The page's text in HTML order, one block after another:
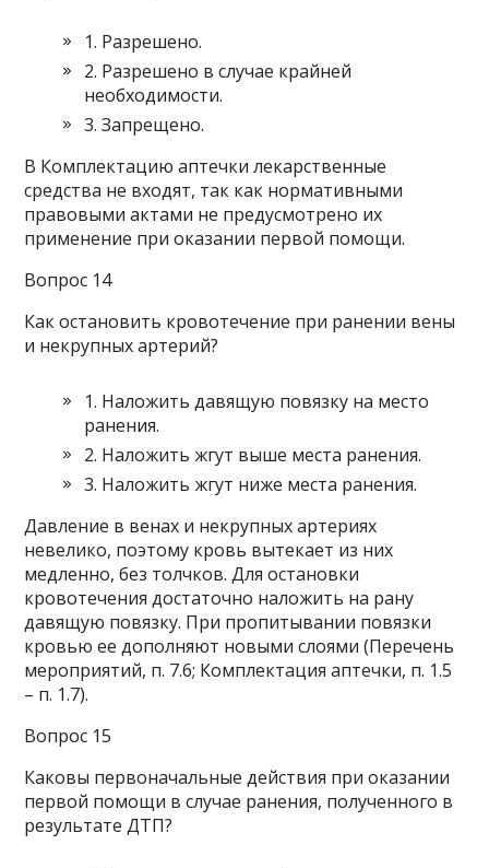
1. Разрешено.
2. Разрешено в случае крайней
необходимости.
3. Запрещено.
В Комплектацию аптечки лекарственные
средства не входят, так как нормативными
правовыми актами не предусмотрено их
применение при оказании первой помощи.
Вопрос 14
Как остановить кровотечение при ранении вены
и некрупных артерий?
1. Наложить давящую повязку на место
ранения.
2. Наложить жгут выше места ранения.
3. Наложить жгут ниже места ранения.
Давление в венах и некрупных артериях
невелико, поэтому кровь вытекает из них
медленно, без толчков. Для остановки
кровотечения достаточно наложить на рану
давящую повязку. При пропитывании повязки
кровью ее дополняют новыми слоями (Перечень
мероприятий, п. 7.6; Комплектация аптечки, п. 1.5
– п. 1.7).
Вопрос 15
Каковы первоначальные действия при оказании
первой помощи в случае ранения, полученного в
результате ДТП?